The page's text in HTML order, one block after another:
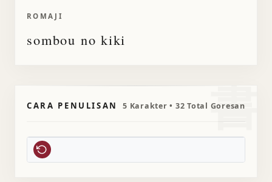
ROMAJI
sombou no kiki
書
CARA PENULISAN 5 Karakter • 32 Total Goresan